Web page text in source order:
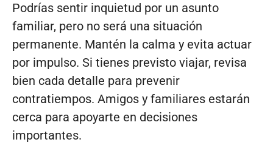
Podrías sentir inquietud por un asunto
familiar, pero no será una situación
permanente. Mantén la calma y evita actuar
por impulso. Si tienes previsto viajar, revisa
bien cada detalle para prevenir
contratiempos. Amigos y familiares estarán
cerca para apoyarte en decisiones
importantes.